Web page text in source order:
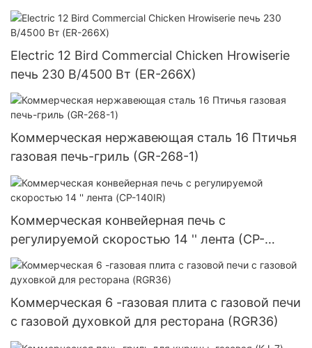
Electric 12 Bird Commercial Chicken Hrowiserie
печь 230 В/4500 Вт (ER-266X)
Коммерческая нержавеющая сталь 16 Птичья
газовая печь-гриль (GR-268-1)
Коммерческая конвейерная печь с
регулируемой скоростью 14 '' лента (CP-
140IR)
Коммерческая 6 -газовая плита с газовой печи
с газовой духовкой для ресторана (RGR36)